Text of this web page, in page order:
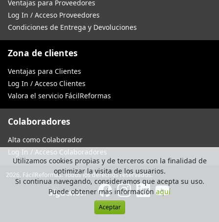
Utilizamos cookies propias y de terceros con la finalidad de
optimizar la visita de los usuarios.
Si continua navegando, consideramos que acepta su uso.
Puede obtener más informaciónaquí
Aceptar
Ventajas para Proveedores
Log In / Acceso Proveedores
Condiciones de Entrega y Devoluciones
Zona de clientes
Ventajas para Clientes
Log In / Acceso Clientes
Valora el servicio FácilReformas
Colaboradores
Alta como Colaborador
Log In / Acceso Colaboradores
2026. FácilReformas. Todos los derechos reservados.
Síguenos: